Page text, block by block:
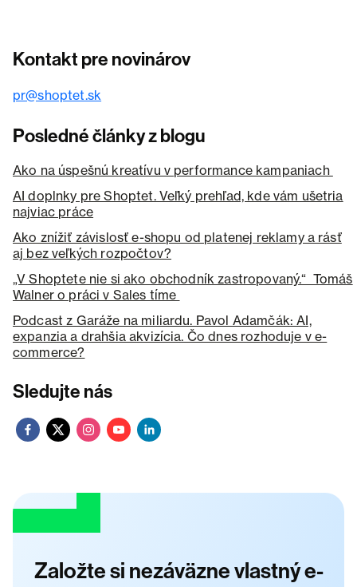
Kontakt pre novinárov
pr@shoptet.sk
Posledné články z blogu
Ako na úspešnú kreatívu v performance kampaniach
AI doplnky pre Shoptet. Veľký prehľad, kde vám ušetria
najviac práce
Ako znížiť závislosť e-shopu od platenej reklamy a rásť
aj bez veľkých rozpočtov?
„V Shoptete nie si ako obchodník zastropovaný.“ Tomáš
Walner o práci v Sales tíme
Podcast z Garáže na miliardu. Pavol Adamčák: AI,
expanzia a drahšia akvizícia. Čo dnes rozhoduje v e-
commerce?
Sledujte nás
Založte si nezáväzne vlastný e-